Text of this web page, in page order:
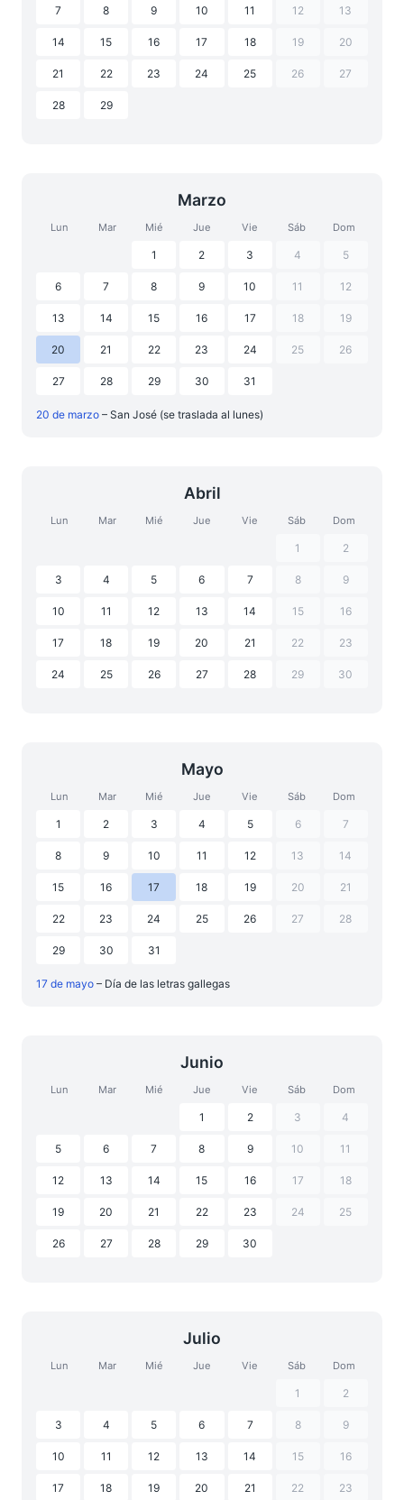
7 8 9 10 11 12 13
14 15 16 17 18 19 20
21 22 23 24 25 26 27
28 29
Marzo
Lun Mar Mié Jue Vie Sáb Dom
1 2 3 4 5
6 7 8 9 10 11 12
13 14 15 16 17 18 19
20 21 22 23 24 25 26
27 28 29 30 31
20 de marzo – San José (se traslada al lunes)
Abril
Lun Mar Mié Jue Vie Sáb Dom
1 2
3 4 5 6 7 8 9
10 11 12 13 14 15 16
17 18 19 20 21 22 23
24 25 26 27 28 29 30
Mayo
Lun Mar Mié Jue Vie Sáb Dom
1 2 3 4 5 6 7
8 9 10 11 12 13 14
15 16 17 18 19 20 21
22 23 24 25 26 27 28
29 30 31
17 de mayo – Día de las letras gallegas
Junio
Lun Mar Mié Jue Vie Sáb Dom
1 2 3 4
5 6 7 8 9 10 11
12 13 14 15 16 17 18
19 20 21 22 23 24 25
26 27 28 29 30
Julio
Lun Mar Mié Jue Vie Sáb Dom
1 2
3 4 5 6 7 8 9
10 11 12 13 14 15 16
17 18 19 20 21 22 23